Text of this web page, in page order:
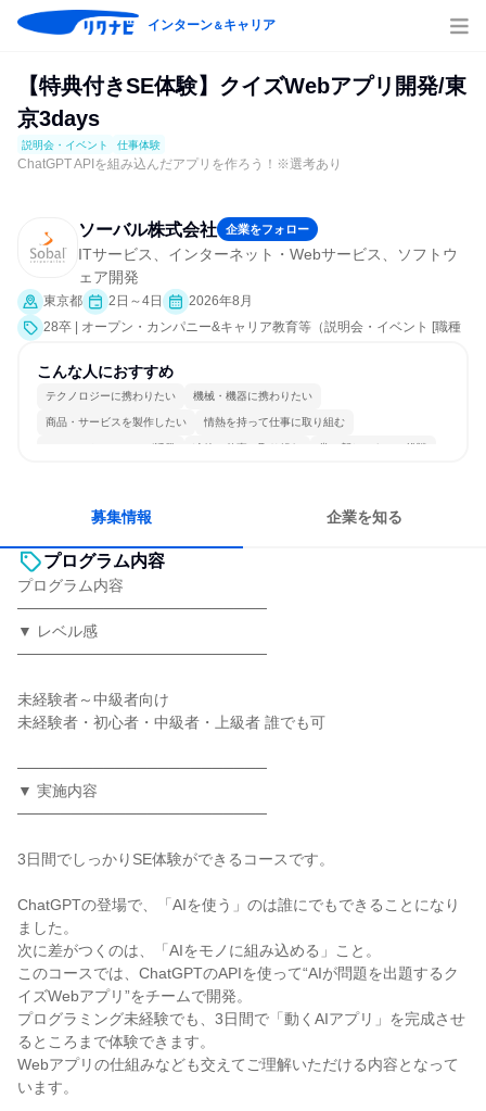
インターン＆キャリア
【特典付きSE体験】クイズWebアプリ開発/東
京3days
説明会・イベント 仕事体験
ChatGPT APIを組み込んだアプリを作ろう！※選考あり
ソーバル株式会社 企業をフォロー
ITサービス、インターネット・Webサービス、ソフトウ
ェア開発
東京都 2日～4日
2026年8月
28卒 | オープン・カンパニー&キャリア教育等（説明会・イベント [職種
会社説明会、業界研究]、仕事体験）
こんな人におすすめ
テクノロジーに携わりたい 機械・機器に携わりたい
商品・サービスを製作したい 情熱を持って仕事に取り組む
コミュニケーションが活発 冷静に仕事に取り組む 常に新しいものに挑戦
募集情報 企業を知る
プログラム内容
プログラム内容
───────────────────────
▼ レベル感
───────────────────────
未経験者～中級者向け
未経験者・初心者・中級者・上級者 誰でも可
───────────────────────
▼ 実施内容
───────────────────────
3日間でしっかりSE体験ができるコースです。
ChatGPTの登場で、「AIを使う」のは誰にでもできることになり
ました。
次に差がつくのは、「AIをモノに組み込める」こと。
このコースでは、ChatGPTのAPIを使って“AIが問題を出題するク
イズWebアプリ”をチームで開発。
プログラミング未経験でも、3日間で「動くAIアプリ」を完成させ
るところまで体験できます。
Webアプリの仕組みなども交えてご理解いただける内容となって
います。